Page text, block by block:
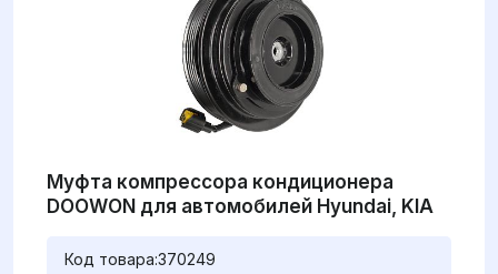
Муфта компрессора кондиционера
DOOWON для автомобилей Hyundai, KIA
Код товара:370249